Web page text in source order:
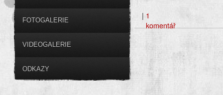
| 1
komentář
FOTOGALERIE
VIDEOGALERIE
ODKAZY